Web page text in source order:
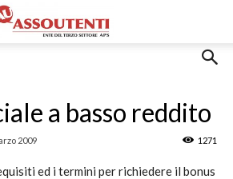
a basso reddito
2009 1271
ed i termini per richiedere il bonus